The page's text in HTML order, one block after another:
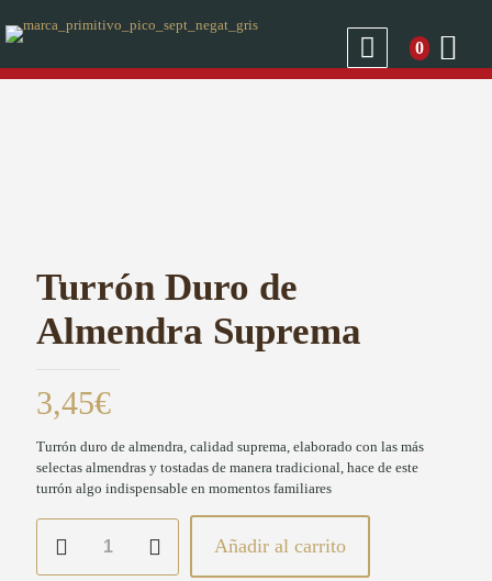
0
Turrón Duro de
Almendra Suprema
3,45€
Turrón duro de almendra, calidad suprema, elaborado con las más
selectas almendras y tostadas de manera tradicional, hace de este
turrón algo indispensable en momentos familiares
Añadir al carrito